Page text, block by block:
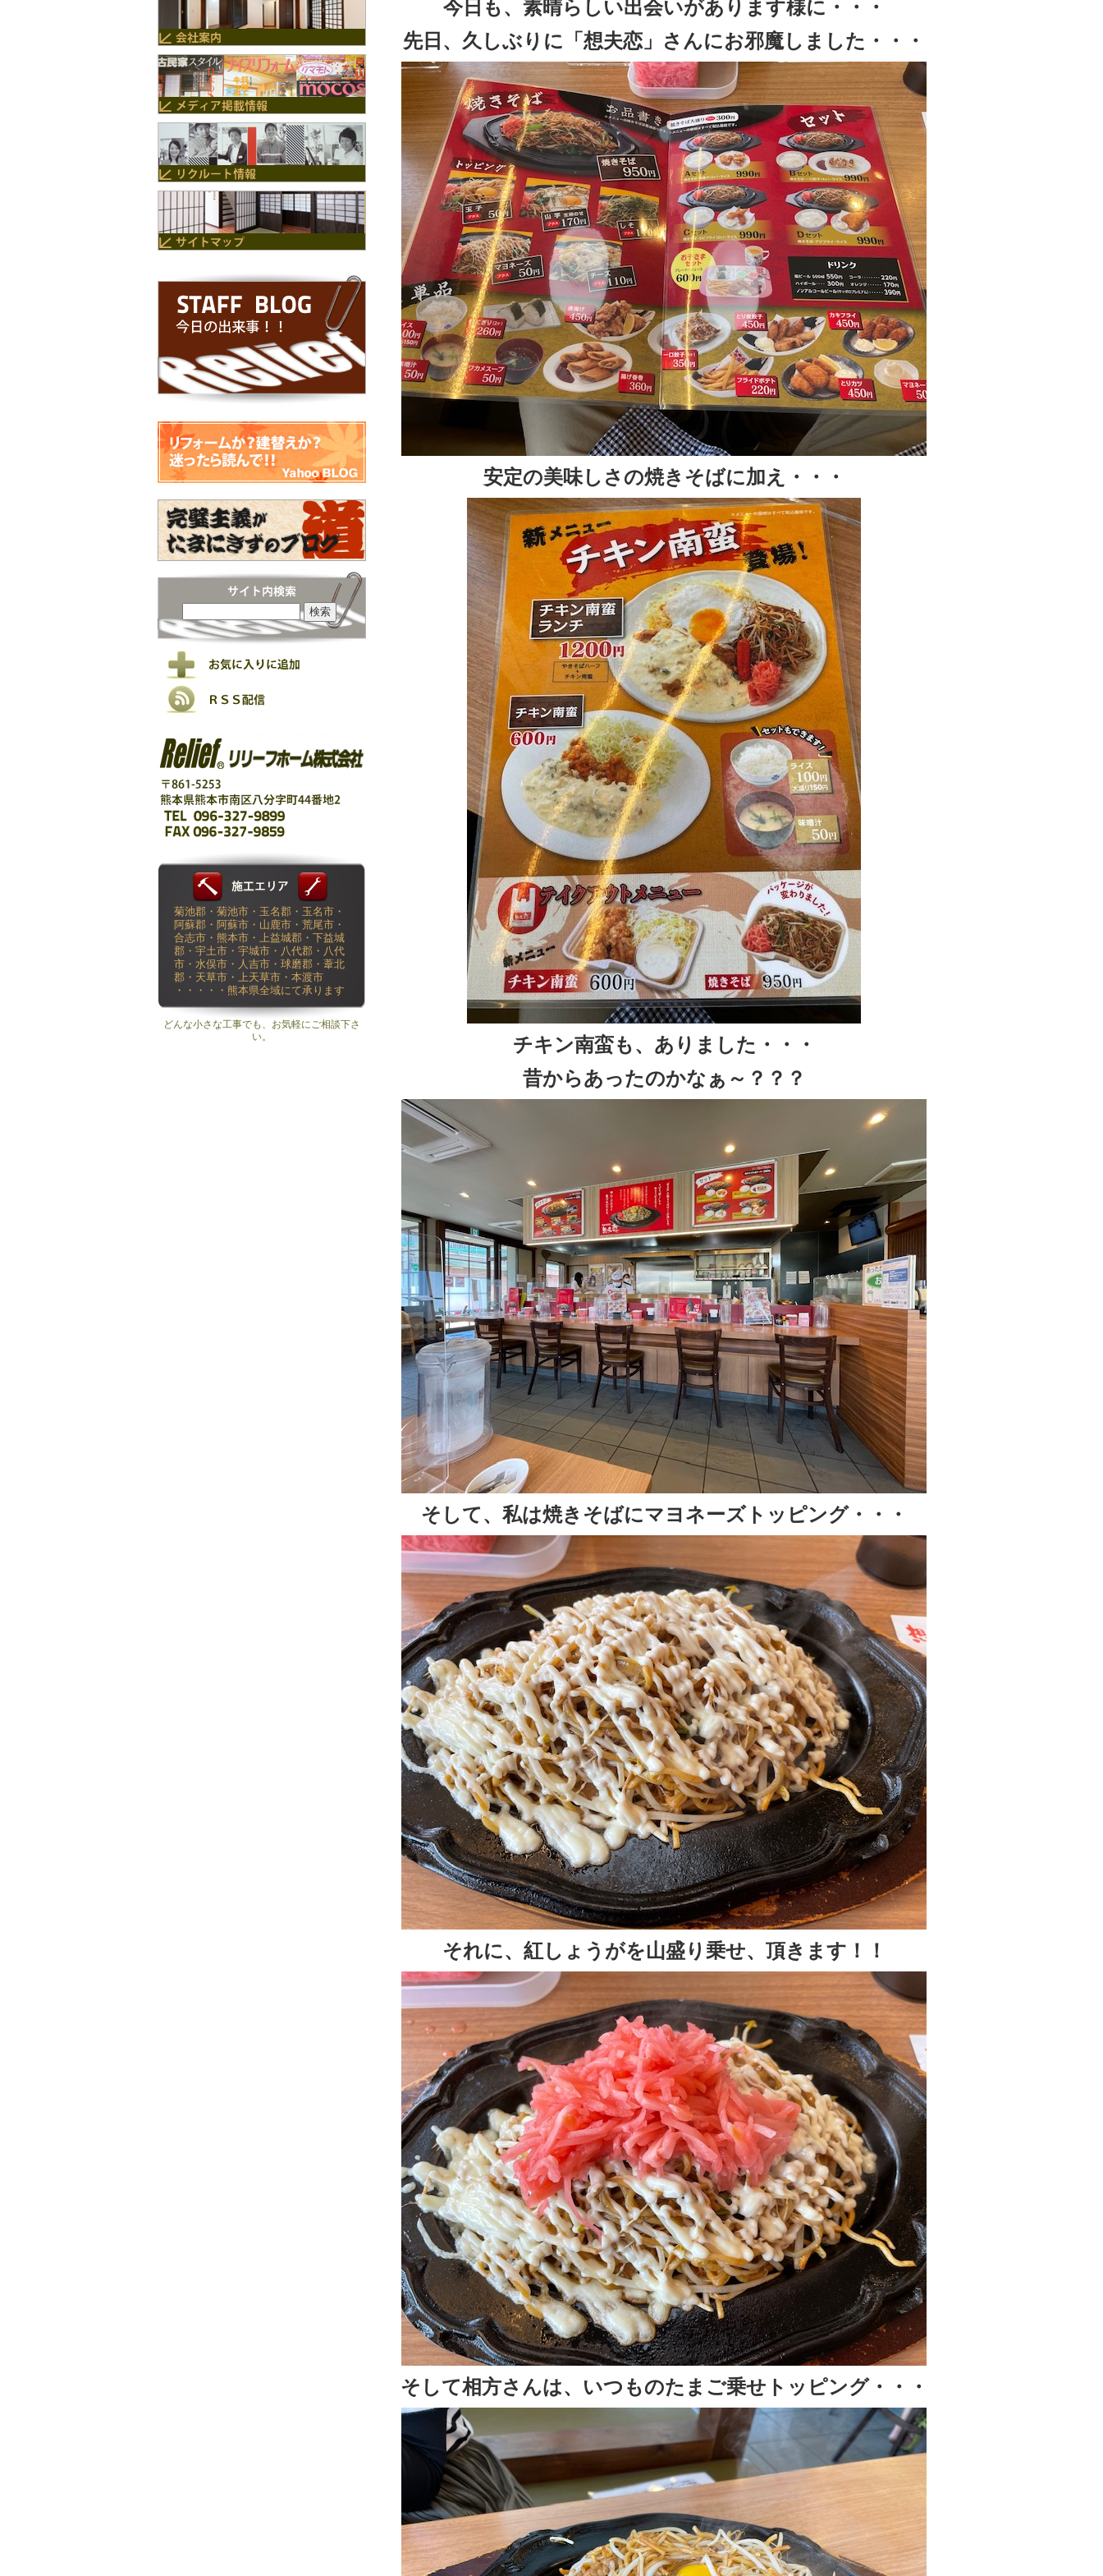
今日も、素晴らしい出会いがあります様に・・・
先日、久しぶりに「想夫恋」さんにお邪魔しました・・・
安定の美味しさの焼きそばに加え・・・
チキン南蛮も、ありました・・・
昔からあったのかなぁ～？？？
そして、私は焼きそばにマヨネーズトッピング・・・
それに、紅しょうがを山盛り乗せ、頂きます！！
そして相方さんは、いつものたまご乗せトッピング・・・
菊池郡・菊池市・玉名郡・玉名市・
阿蘇郡・阿蘇市・山鹿市・荒尾市・
合志市・熊本市・上益城郡・下益城
郡・宇土市・宇城市・八代郡・八代
市・水俣市・人吉市・球磨郡・葦北
郡・天草市・上天草市・本渡市
・・・・・熊本県全域にて承ります
どんな小さな工事でも、お気軽にご相談下さ
い。